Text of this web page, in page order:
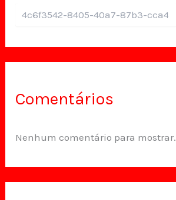
Comentários
Nenhum comentário para mostrar.